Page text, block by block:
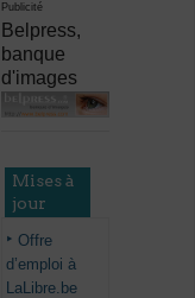
Publicité
Belpress,
banque
d'images
Mises à
jour
Offre
d’emploi à
LaLibre.be